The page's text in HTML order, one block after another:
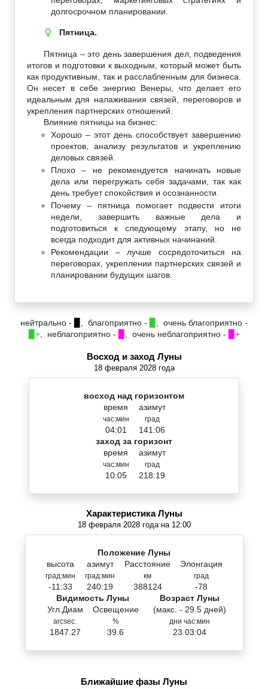
долгосрочном планировании.
♀ Пятница.
Пятница – это день завершения дел, подведения
итогов и подготовки к выходным, который может быть
как продуктивным, так и расслабленным для бизнеса.
Он несет в себе энергию Венеры, что делает его
идеальным для налаживания связей, переговоров и
укрепления партнерских отношений.
Влияние пятницы на бизнес:
Хорошо – этот день способствует завершению
проектов, анализу результатов и укреплению
деловых связей.
Плохо – не рекомендуется начинать новые
дела или перегружать себя задачами, так как
день требует спокойствия и осознанности.
Почему – пятница помогает подвести итоги
недели, завершить важные дела и
подготовиться к следующему этапу, но не
всегда подходит для активных начинаний.
Рекомендации – лучше сосредоточиться на
переговорах, укреплении партнерских связей и
планировании будущих шагов.
нейтрально - , благоприятно -
, очень благоприятно -
▉+, неблагоприятно - , очень неблагоприятно - ▉+
Восход и заход Луны
18 февраля 2028 года
восход над горизонтом
время
час:мин
04:01
азимут
град
141:06
заход за горизонт
время
час:мин
10:05
азимут
град
218:19
Характеристика Луны
18 февраля 2028 года на 12:00
Положение Луны
высота
град:мин
-11:33
азимут
град:мин
240:19
Расстояние
км
388124
Элонгация
град
-78
Видимость Луны
Угл.Диам
arcsec.
1847.27
Освещение
%
39.6
Возраст Луны
(макс. - 29.5 дней)
дни час:мин
23 03:04
Ближайшие фазы Луны